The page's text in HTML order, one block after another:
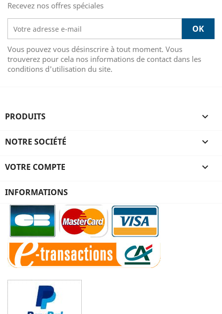
Recevez nos offres spéciales
Vous pouvez vous désinscrire à tout moment. Vous
trouverez pour cela nos informations de contact dans les
conditions d'utilisation du site.
PRODUITS 
NOTRE SOCIÉTÉ 
VOTRE COMPTE 
INFORMATIONS